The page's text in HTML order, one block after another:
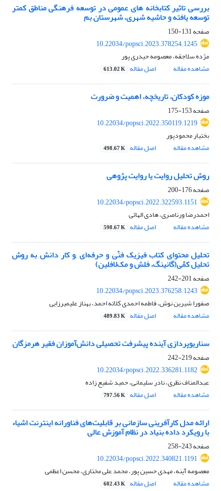
بررسی تاثیر کتابخانه های عمومی در توسعه فرهنگی مناطق کمتر
توسعه یافته و حاشیه شهری، شهرستان بم
صفحه131-150
10.22034/popsci.2023.378254.1245
مژده سلاجقه، معصومه حیدری پور
مشاهده مقاله
اصل مقاله 613.02 K
موزه کودکان، تاریخچه، اهمیت و ضرورت
صفحه153-175
10.22034/popsci.2022.350119.1219
بختیار محمودپور
مشاهده مقاله
اصل مقاله 498.67 K
روش تحلیل روایت یا روایت پژوهی
صفحه176-200
10.22034/popsci.2022.322593.1151
احمدرضا ورناصری، هادی الهائی
مشاهده مقاله
اصل مقاله 598.67 K
تحلیل محتوای کتاب فیزیک فنّی و حرفه‌ای ,و کار دانش به روش‌
تحلیل کمّی(گانینگ، فلش و مک‌لافلین)
صفحه201-242
10.22034/popsci.2023.376258.1243
صفورا شیرین نوش، فاطمه احمدی کلاته احمد، بهناز علیمیرزایی
مشاهده مقاله
اصل مقاله 489.83 K
سناریوپردازی آینده پیشرفت تحصیلی دانش‌آموزان فقیر هرمزگان
صفحه219-242
10.22034/popsci.2022.336281.1182
عبدالمناف نظری، نادر سلیمانی، حمید شفیع زاده
مشاهده مقاله
اصل مقاله 797.56 K
ارائه مدل کارآفرینی سازمانی بر قابلیت‌های فناورانه اینترنت اشیاء
با رویکرد داده بنیاد در نظام آموزش عالی
صفحه243-258
10.22034/popsci.2022.340821.1191
معصومه آینه، مهدی حسین پور، محمد علی مختاری، محسن اعظمی
مشاهده مقاله
اصل مقاله 602.43 K